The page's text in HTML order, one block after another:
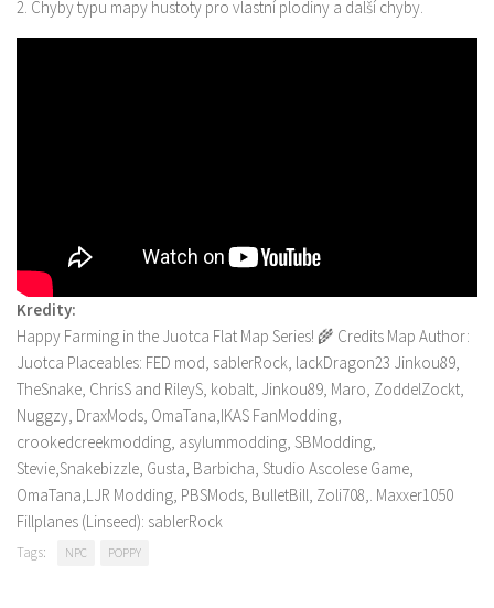
2. Chyby typu mapy hustoty pro vlastní plodiny a další chyby.
Kredity:
Happy Farming in the Juotca Flat Map Series! 🌾 Credits Map Author:
Juotca Placeables: FED mod, sablerRock, lackDragon23 Jinkou89,
TheSnake, ChrisS and RileyS, kobalt, Jinkou89, Maro, ZoddelZockt,
Nuggzy, DraxMods, OmaTana,IKAS FanModding,
crookedcreekmodding, asylummodding, SBModding,
Stevie,Snakebizzle, Gusta, Barbicha, Studio Ascolese Game,
OmaTana,LJR Modding, PBSMods, BulletBill, Zoli708,. Maxxer1050
Fillplanes (Linseed): sablerRock
Tags: NPC POPPY